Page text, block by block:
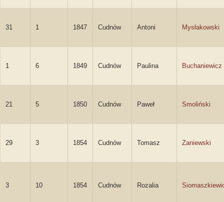
31 1 1847 Cudnów Antoni Mysłakowski
1 6 1849 Cudnów Paulina Buchaniewicz
21 5 1850 Cudnów Paweł Smoliński
29 3 1854 Cudnów Tomasz Zaniewski
3 10 1854 Cudnów Rozalia